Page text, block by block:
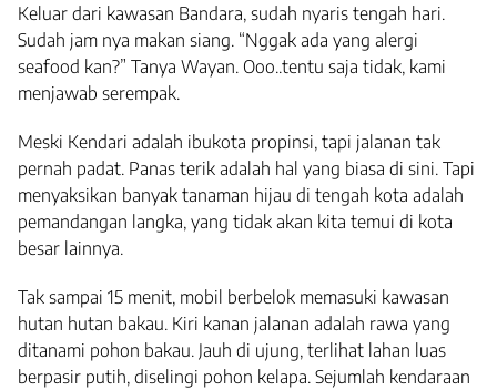
Keluar dari kawasan Bandara, sudah nyaris tengah hari.
Sudah jam nya makan siang. “Nggak ada yang alergi
seafood kan?” Tanya Wayan. Ooo..tentu saja tidak, kami
menjawab serempak.
Meski Kendari adalah ibukota propinsi, tapi jalanan tak
pernah padat. Panas terik adalah hal yang biasa di sini. Tapi
menyaksikan banyak tanaman hijau di tengah kota adalah
pemandangan langka, yang tidak akan kita temui di kota
besar lainnya.
Tak sampai 15 menit, mobil berbelok memasuki kawasan
hutan hutan bakau. Kiri kanan jalanan adalah rawa yang
ditanami pohon bakau. Jauh di ujung, terlihat lahan luas
berpasir putih, diselingi pohon kelapa. Sejumlah kendaraan